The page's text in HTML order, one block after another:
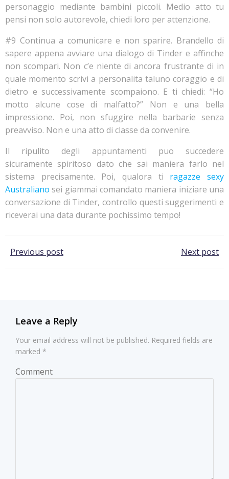
personaggio mediante bambini piccoli. Medio atto tu
pensi non solo autorevole, chiedi loro per attenzione.
#9 Continua a comunicare e non sparire. Brandello di
sapere appena avviare una dialogo di Tinder e affinche
non scompari. Non c’e niente di ancora frustrante di in
quale momento scrivi a personalita taluno coraggio e di
dietro e successivamente scompaiono. E ti chiedi: “Ho
motto alcune cose di malfatto?” Non e una bella
impressione. Poi, non sfuggire nella barbarie senza
preavviso. Non e una atto di classe da convenire.
Il ripulito degli appuntamenti puo succedere
sicuramente spiritoso dato che sai maniera farlo nel
sistema precisamente. Poi, qualora ti ragazze sexy
Australiano sei giammai comandato maniera iniziare una
conversazione di Tinder, controllo questi suggerimenti e
riceverai una data durante pochissimo tempo!
Post
Previous post Next post
Leave a Reply
Your email address will not be published. Required fields are
marked *
Comment